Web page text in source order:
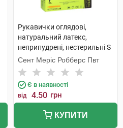
Рукавички оглядові,
натуральний латекс,
неприпудрені, нестерильні S
1 пара
Сент Меріс Робберс Пвт
Є в наявності
від 4.50 грн
КУПИТИ